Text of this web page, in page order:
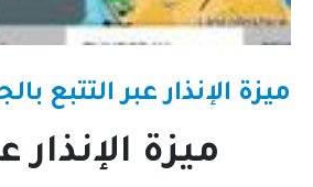
ميزة الإنذار عبر
ميزة